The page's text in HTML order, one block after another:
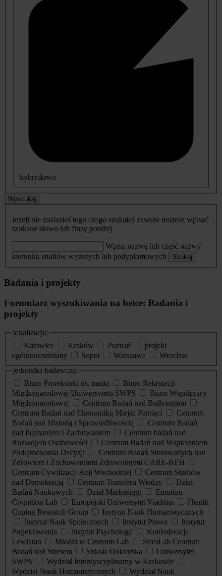
hybrydowo
Wyszukaj
Jeżeli nie znalazłeś tego czego szukałeś zawsze możesz wpisać
szukane słowo lub frazę poniżej
Wpisz nazwę lub część nazwy
kierunku studiów wyższych lub podyplomowych
Szukaj
Badania i projekty
Formularz wyszukiwania na belce: Badania i
projekty
lokalizacja:
Katowice
Kraków Poznań
projekt
ogólnouczelniany
Sopot Warszawa
Wrocław
jednostka badawcza:
Biuro Prorektorki ds. nauki
Biuro Rekrutacji
Międzynarodowej Uniwersytetu SWPS
Biuro Współpracy
Międzynarodowej
Centrum Badań nad Bullyingiem
Centrum Badań nad Ekonomiką Miejsc Pamięci
Centrum
Badań nad Historią i Sprawiedliwością
Centrum Badań
nad Poznaniem i Zachowaniem
Centrum badań nad
Rozwojem Osobowości
Centrum Badań nad Wspieraniem
Podejmowania Decyzji
Centrum Badań Stosowanych nad
Zdrowiem i Zachowaniami Zdrowotnymi CARE-BEH
Centrum Cywilizacji Azji Wschodniej
Centrum Studiów
nad Demokracją
Centrum Transferu Wiedzy
Dział
Badań Naukowych
Dział Marketingu
Emotion
Cognition Lab
Europejski Uniwersytet Viadrina
Health
Coping Research Group
Instytut Nauk Humanistycznych
Instytut Nauk Społecznych
Instytut Prawa
Instytut
Projektowania
Instytut Psychologii
Konfederacja
Lewiatan
Młodzi w Centrum Lab
StresLab Centrum
Badań nad Stresem
Szkoła Doktorska
Uniwersytet
SWPS
Wydział Interdyscyplinarny w Krakowie
Wydział Nauk Humanistycznych
Wydział Nauk